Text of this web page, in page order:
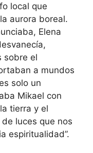
local que
aurora boreal.
Elena
sobre el
a mundos
solo un
Mikael con
tierra y el
luces que nos
espiritualidad”.